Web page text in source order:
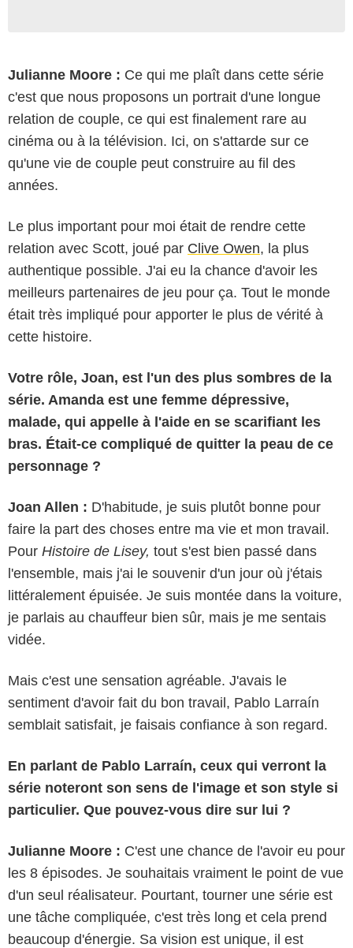
Julianne Moore : Ce qui me plaît dans cette série
c'est que nous proposons un portrait d'une longue
relation de couple, ce qui est finalement rare au
cinéma ou à la télévision. Ici, on s'attarde sur ce
qu'une vie de couple peut construire au fil des
années.
Le plus important pour moi était de rendre cette
relation avec Scott, joué par Clive Owen, la plus
authentique possible. J'ai eu la chance d'avoir les
meilleurs partenaires de jeu pour ça. Tout le monde
était très impliqué pour apporter le plus de vérité à
cette histoire.
Votre rôle, Joan, est l'un des plus sombres de la
série. Amanda est une femme dépressive,
malade, qui appelle à l'aide en se scarifiant les
bras. Était-ce compliqué de quitter la peau de ce
personnage ?
Joan Allen : D'habitude, je suis plutôt bonne pour
faire la part des choses entre ma vie et mon travail.
Pour Histoire de Lisey, tout s'est bien passé dans
l'ensemble, mais j'ai le souvenir d'un jour où j'étais
littéralement épuisée. Je suis montée dans la voiture,
je parlais au chauffeur bien sûr, mais je me sentais
vidée.
Mais c'est une sensation agréable. J'avais le
sentiment d'avoir fait du bon travail, Pablo Larraín
semblait satisfait, je faisais confiance à son regard.
En parlant de Pablo Larraín, ceux qui verront la
série noteront son sens de l'image et son style si
particulier. Que pouvez-vous dire sur lui ?
Julianne Moore : C'est une chance de l'avoir eu pour
les 8 épisodes. Je souhaitais vraiment le point de vue
d'un seul réalisateur. Pourtant, tourner une série est
une tâche compliquée, c'est très long et cela prend
beaucoup d'énergie. Sa vision est unique, il est